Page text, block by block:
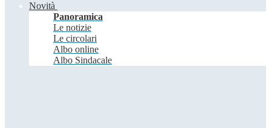
Novità
Panoramica
Le notizie
Le circolari
Albo online
Albo Sindacale